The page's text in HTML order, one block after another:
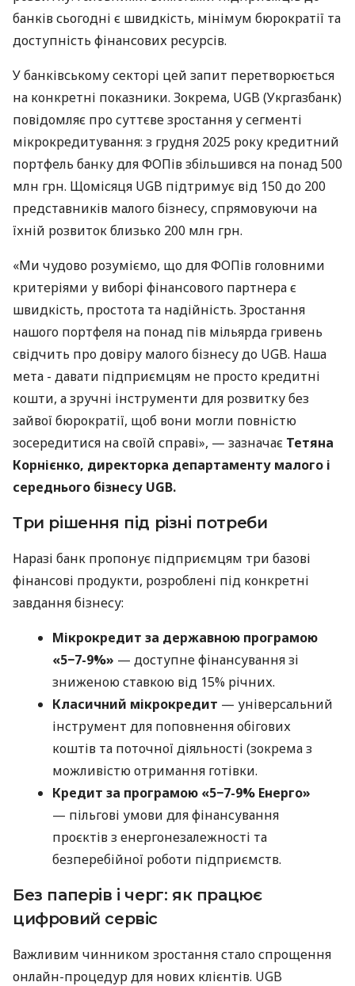
банків сьогодні є швидкість, мінімум бюрократії та
доступність фінансових ресурсів.
У банківському секторі цей запит перетворюється
на конкретні показники. Зокрема, UGB (Укргазбанк)
повідомляє про суттєве зростання у сегменті
мікрокредитування: з грудня 2025 року кредитний
портфель банку для ФОПів збільшився на понад 500
млн грн. Щомісяця UGB підтримує від 150 до 200
представників малого бізнесу, спрямовуючи на
їхній розвиток близько 200 млн грн.
«Ми чудово розуміємо, що для ФОПів головними
критеріями у виборі фінансового партнера є
швидкість, простота та надійність. Зростання
нашого портфеля на понад пів мільярда гривень
свідчить про довіру малого бізнесу до UGB. Наша
мета - давати підприємцям не просто кредитні
кошти, а зручні інструменти для розвитку без
зайвої бюрократії, щоб вони могли повністю
зосередитися на своїй справі», — зазначає Тетяна
Корнієнко, директорка департаменту малого і
середнього бізнесу UGB.
Три рішення під різні потреби
Наразі банк пропонує підприємцям три базові
фінансові продукти, розроблені під конкретні
завдання бізнесу:
Мікрокредит за державною програмою
«5−7-9%» — доступне фінансування зі
зниженою ставкою від 15% річних.
Класичний мікрокредит — універсальний
інструмент для поповнення обігових
коштів та поточної діяльності (зокрема з
можливістю отримання готівки.
Кредит за програмою «5−7-9% Енерго»
— пільгові умови для фінансування
проєктів з енергонезалежності та
безперебійної роботи підприємств.
Без паперів і черг: як працює
цифровий сервіс
Важливим чинником зростання стало спрощення
онлайн-процедур для нових клієнтів. UGB